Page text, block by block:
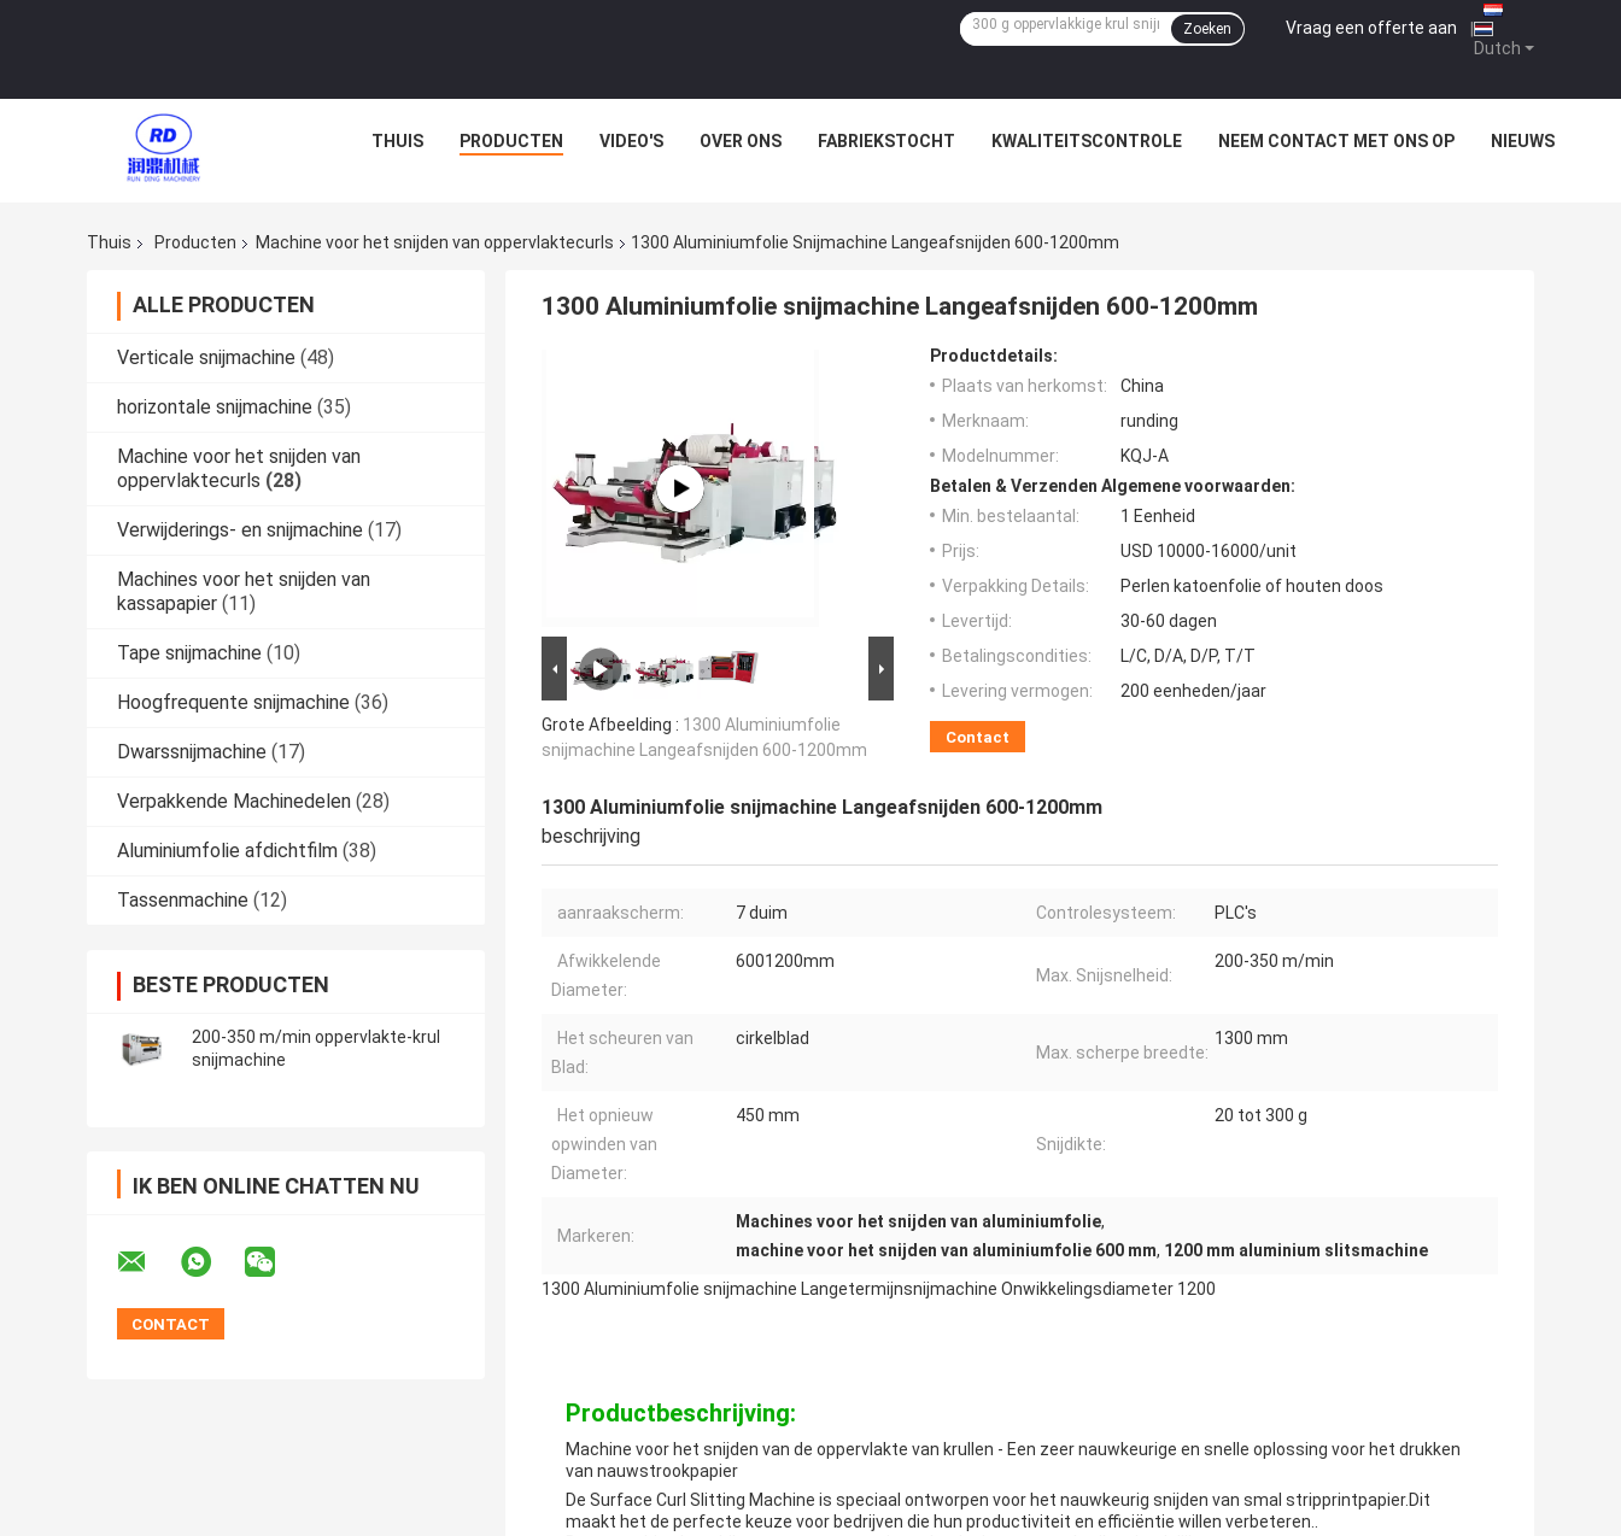
Dutch
Vraag een offerte aan |
Zoeken
THUIS PRODUCTEN VIDEO'S OVER ONS FABRIEKSTOCHT KWALITEITSCONTROLE NEEM CONTACT MET ONS OP NIEUWS
Thuis Producten Machine voor het snijden van oppervlaktecurls 1300 Aluminiumfolie Snijmachine Langeafsnijden 600-1200mm
ALLE PRODUCTEN
Verticale snijmachine (48)
horizontale snijmachine (35)
Machine voor het snijden van
oppervlaktecurls (28)
Verwijderings- en snijmachine (17)
Machines voor het snijden van
kassapapier (11)
Tape snijmachine (10)
Hoogfrequente snijmachine (36)
Dwarssnijmachine (17)
Verpakkende Machinedelen (28)
Aluminiumfolie afdichtfilm (38)
Tassenmachine (12)
BESTE PRODUCTEN
200-350 m/min oppervlakte-krul
snijmachine
IK BEN ONLINE CHATTEN NU
1300 Aluminiumfolie snijmachine Langeafsnijden 600-1200mm
Grote Afbeelding : 1300 Aluminiumfolie
snijmachine Langeafsnijden 600-1200mm
Productdetails:
Plaats van herkomst:
China
Merknaam:
runding
Modelnummer:
KQJ-A
Betalen & Verzenden Algemene voorwaarden:
Min. bestelaantal:
1 Eenheid
Prijs:
USD 10000-16000/unit
Verpakking Details:
Perlen katoenfolie of houten doos
Levertijd:
30-60 dagen
Betalingscondities:
L/C, D/A, D/P, T/T
Levering vermogen:
200 eenheden/jaar
Contact
1300 Aluminiumfolie snijmachine Langeafsnijden 600-1200mm
beschrijving
aanraakscherm: 7 duim Controlesysteem: PLC's
Afwikkelende
Diameter:
6001200mm
Max. Snijsnelheid:
200-350 m/min
Het scheuren van
Blad:
cirkelblad
Max. scherpe breedte:
1300 mm
Het opnieuw
opwinden van
Diameter:
450 mm
Snijdikte:
20 tot 300 g
Markeren:
Machines voor het snijden van aluminiumfolie,
machine voor het snijden van aluminiumfolie 600 mm, 1200 mm aluminium slitsmachine
1300 Aluminiumfolie snijmachine Langetermijnsnijmachine Onwikkelingsdiameter 1200
Productbeschrijving:
Machine voor het snijden van de oppervlakte van krullen - Een zeer nauwkeurige en snelle oplossing voor het drukken
van nauwstrookpapier
De Surface Curl Slitting Machine is speciaal ontworpen voor het nauwkeurig snijden van smal stripprintpapier.Dit
maakt het de perfecte keuze voor bedrijven die hun productiviteit en efficiëntie willen verbeteren..